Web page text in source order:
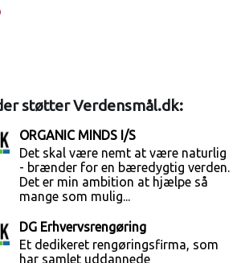
støtter Verdensmål.dk:
ORGANIC MINDS I/S
Det skal være nemt at være naturlig
- brænder for en bæredygtig verden.
Det er min ambition at hjælpe så
mange som mulig...
DG Erhvervsrengøring
Et dedikeret rengøringsfirma, som
har samlet uddannede